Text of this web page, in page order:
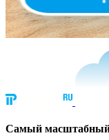
Cамый масштабный